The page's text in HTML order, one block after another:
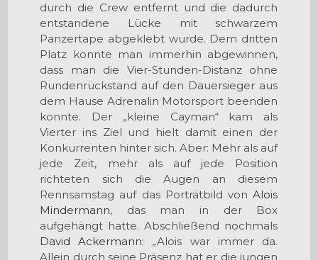
durch die Crew entfernt und die dadurch
entstandene Lücke mit schwarzem
Panzertape abgeklebt wurde. Dem dritten
Platz konnte man immerhin abgewinnen,
dass man die Vier-Stunden-Distanz ohne
Rundenrückstand auf den Dauersieger aus
dem Hause Adrenalin Motorsport beenden
konnte. Der „kleine Cayman“ kam als
Vierter ins Ziel und hielt damit einen der
Konkurrenten hinter sich. Aber: Mehr als auf
jede Zeit, mehr als auf jede Position
richteten sich die Augen an diesem
Rennsamstag auf das Porträtbild vonAlois
Mindermann, das man in der Box
aufgehängt hatte. Abschließend nochmals
David Ackermann: „Alois war immer da.
Allein durch seine Präsenz hat er die jungen